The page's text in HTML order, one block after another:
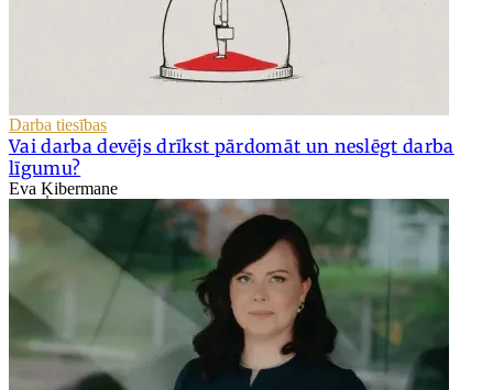
Darba tiesības
Vai darba devējs drīkst pārdomāt un neslēgt darba
līgumu?
Eva Ķibermane